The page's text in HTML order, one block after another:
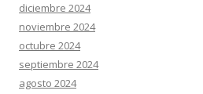
diciembre 2024
noviembre 2024
octubre 2024
septiembre 2024
agosto 2024